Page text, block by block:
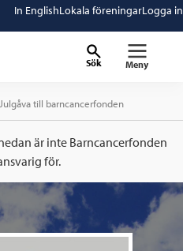
In EnglishLokala föreningarLogga in
Sök Meny
Current:
Julgåva till barncancerfonden
är inte Barncancerfonden
för.